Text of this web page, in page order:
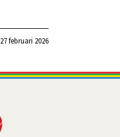
27 februari 2026